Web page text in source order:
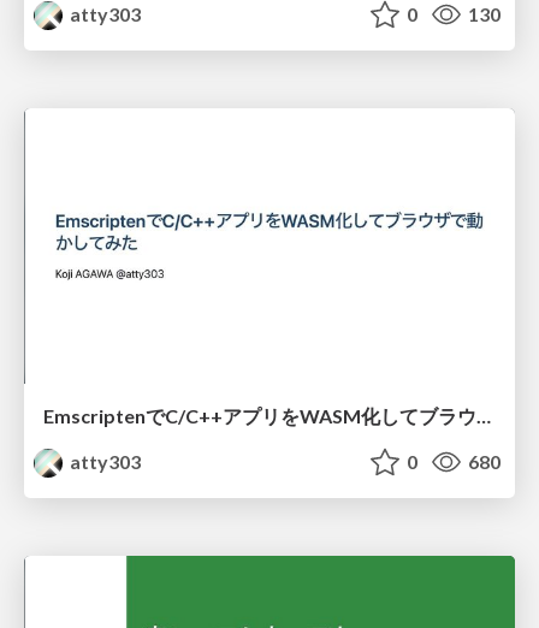
atty303
0 130
EmscriptenでC/C++アプリをWASM化してブラウザで動かしてみた
atty303
0 680